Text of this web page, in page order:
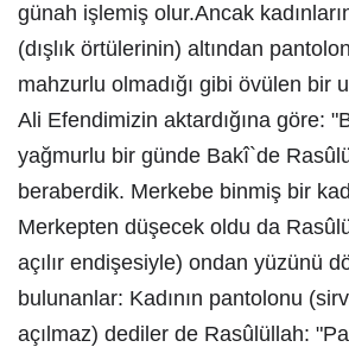
günah işlemiş olur.Ancak
(dışlık örtülerinin) altından
mahzurlu olmadığı gibi övülen bir
Ali Efendimizin aktardığına göre:
yağmurlu bir günde Bakî`de
beraberdik. Merkebe binmiş bir
Merkepten düşecek oldu da
açılır endişesiyle) ondan yüzünü
bulunanlar: Kadının pantolonu
açılmaz) dediler de Rasûlüllah: